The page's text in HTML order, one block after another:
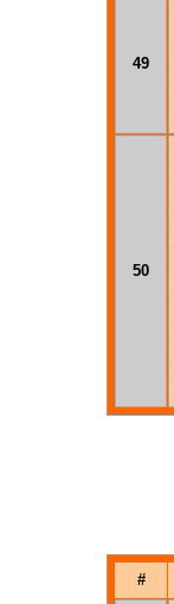
49
50
#